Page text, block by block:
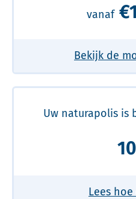
vanaf
Bekijk de
Uw naturapolis is
Lees